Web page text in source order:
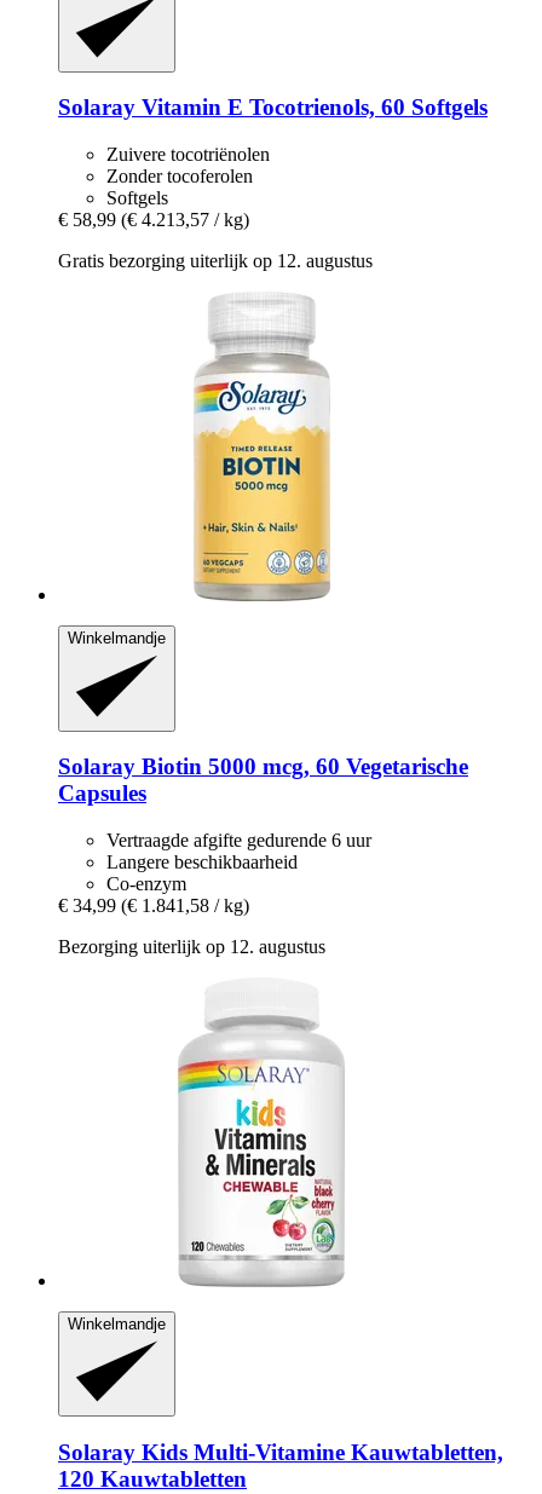
Solaray Vitamin E Tocotrienols, 60 Softgels
Zuivere tocotriënolen
Zonder tocoferolen
Softgels
€ 58,99 (€ 4.213,57 / kg)
Gratis bezorging uiterlijk op 12. augustus
Winkelmandje
Solaray Biotin 5000 mcg, 60 Vegetarische
Capsules
Vertraagde afgifte gedurende 6 uur
Langere beschikbaarheid
Co-enzym
€ 34,99 (€ 1.841,58 / kg)
Bezorging uiterlijk op 12. augustus
Winkelmandje
Solaray Kids Multi-​Vitamine Kauwtabletten,
120 Kauwtabletten